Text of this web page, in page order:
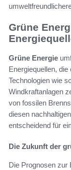
Grüne
Grüne Energie
Energiequellen,
Technologien wie
Windkraftanlagen
von fossilen
diesen
entscheidend für
Die Zukunft der
Die Prognosen zur